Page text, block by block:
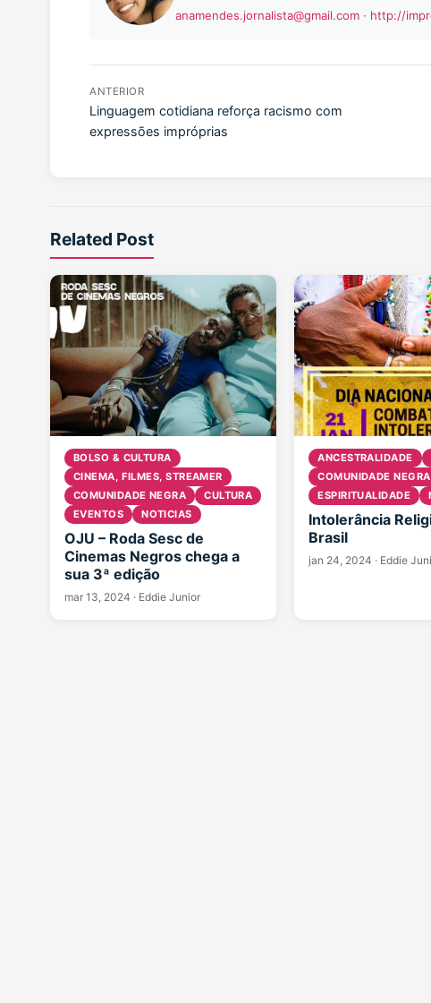
anamendes.jornalista@gmail.com · http://
ANTERIOR
Linguagem cotidiana reforça racismo com
expressões impróprias
Related Post
BOLSO & CULTURA
CINEMA, FILMES, STREAMER
COMUNIDADE NEGRA
CULTURA
EVENTOS
NOTICIAS
OJU – Roda Sesc de
Cinemas Negros chega a
sua 3ª edição
mar 13, 2024 · Eddie Junior
ANCESTRALIDADE
COMUNIDADE NEGRA
ESPIRITUALIDADE
Intolerância
Brasil
jan 24, 2024 · Eddie